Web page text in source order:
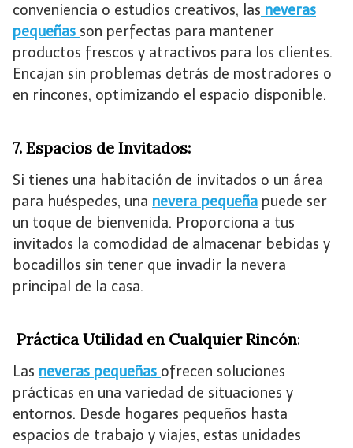
conveniencia o estudios creativos, las neveras
pequeñas son perfectas para mantener
productos frescos y atractivos para los clientes.
Encajan sin problemas detrás de mostradores o
en rincones, optimizando el espacio disponible.
7. Espacios de Invitados:
Si tienes una habitación de invitados o un área
para huéspedes, una nevera pequeña puede ser
un toque de bienvenida. Proporciona a tus
invitados la comodidad de almacenar bebidas y
bocadillos sin tener que invadir la nevera
principal de la casa.
Práctica Utilidad en Cualquier Rincón:
Las neveras pequeñas ofrecen soluciones
prácticas en una variedad de situaciones y
entornos. Desde hogares pequeños hasta
espacios de trabajo y viajes, estas unidades